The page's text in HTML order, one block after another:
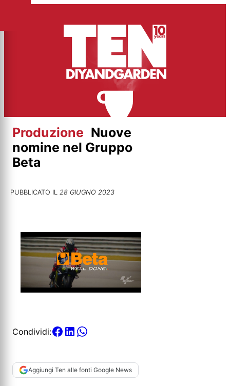
contenuto
Produzione Nuove
nomine nel Gruppo
Beta
PUBBLICATO IL 28 GIUGNO 2023
Condividi:
Aggiungi Ten alle fonti Google News